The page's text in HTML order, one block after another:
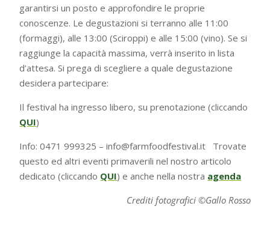
garantirsi un posto e approfondire le proprie
conoscenze. Le degustazioni si terranno alle 11:00
(formaggi), alle 13:00 (Sciroppi) e alle 15:00 (vino). Se si
raggiunge la capacità massima, verrà inserito in lista
d’attesa. Si prega di scegliere a quale degustazione
desidera partecipare:
Il festival ha ingresso libero, su prenotazione (cliccando
QUI)
Info: 0471 999325 – info@farmfoodfestival.it Trovate
questo ed altri eventi primaverili nel nostro articolo
dedicato (cliccando QUI) e anche nella nostra agenda
Crediti fotografici ©Gallo Rosso